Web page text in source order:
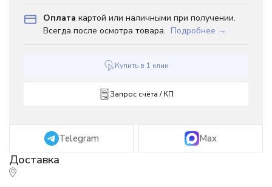
Оплата картой или наличными при получении.
Всегда после осмотра товара. Подробнее →
Купить в 1 клик
Запрос счёта / КП
Telegram Max